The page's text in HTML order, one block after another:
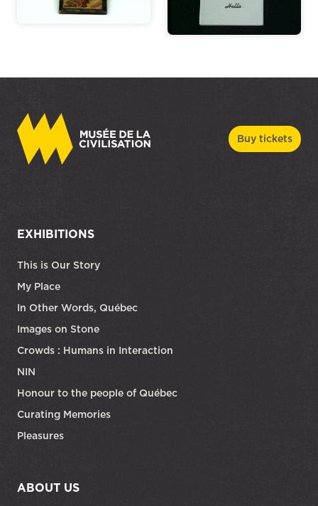
Buy tickets
EXHIBITIONS
This is Our Story
My Place
In Other Words, Québec
Images on Stone
Crowds : Humans in Interaction
NIN
Honour to the people of Québec
Curating Memories
Pleasures
ABOUT US